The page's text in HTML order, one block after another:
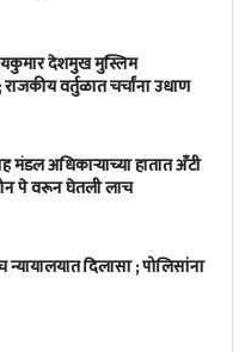
देशमुख मुस्लिम
वर्तुळात चर्चांना उधाण
मंडल अधिकाऱ्याच्या हातात अँटी
पे वरून घेतली लाच
न्यायालयात दिलासा ; पोलिसांना